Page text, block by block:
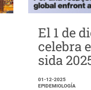
El 1 de
celebra
sida
01-12-2025
EPIDEMIOLOGÍA